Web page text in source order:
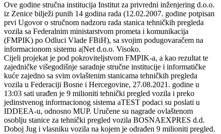
Ove godine stručna institucija Institut za privredni inženjering d.o.o.
iz Zenice bilježi punih 14 godina rada (12.02.2007. godine potpisan
prvi Ugovor o stručnom nadzoru rada stanica tehničkih pregleda
vozila sa Federalnim ministarstvom prometa i komunikacija
(FMPIK) po Odluci Vlade FBiH), sa svojim podugovaračem na
informacionom sistemu a|Net d.o.o. Visoko.
Cijeli projekat je pod pokroviteljstvom FMPIK-a, a kao rezultat te
zajedničke višegodišnje saradnje stručne institucije i informatičke
kuće zajedno sa svim ovlaštenim stanicama tehničkih pregleda
vozila u Federaciji Bosne i Hercegovine, 27.08.2021. godine u
13:03 sati urađen je 9 milioniti tehnički pregled vozila i preko
jedinstvenog informacionog sistema aTEST podaci su poslati u
IDDEEA-u, odnosno MUP. Uručene su nagrade ovlaštenom
osoblju stanice za tehnički pregled vozila BOSNAEXPRES d.d.
Doboj Jug i vlasniku vozila na kojem je odrađen 9 milioniti pregled.